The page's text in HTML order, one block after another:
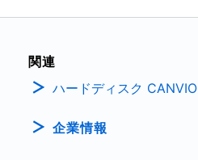
関連
ハードディスク CANVIO
企業情報